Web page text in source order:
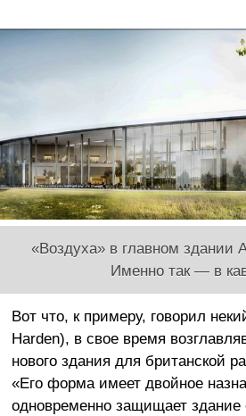
«Воздуха» в главном здании
Именно так — в
Вот что, к примеру, говорил
Harden), в свое время
нового здания для британской
«Его форма имеет двойное
одновременно защищает здание